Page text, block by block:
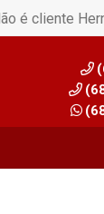
é cliente